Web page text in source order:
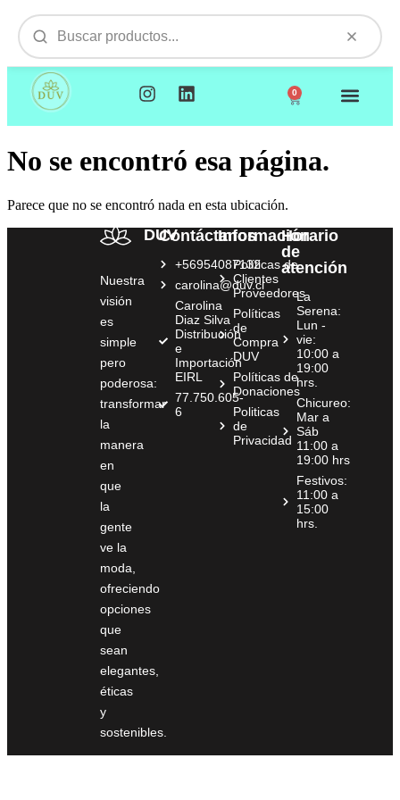
0
No se encontró esa página.
Parece que no se encontró nada en esta ubicación.
DUV
Nuestra
visión
es
simple
pero
poderosa:
transformar
la
manera
en
que
la
gente
ve la
moda,
ofreciendo
opciones
que
sean
elegantes,
éticas
y
sostenibles.
Contáctanos
+56954087132
carolina@duv.cl
Carolina
Diaz Silva
Distribución
e
Importación
EIRL
77.750.605-
6
Información
Políticas de
Clientes
Proveedores
Políticas
de
Compra
DUV
Políticas de
Donaciones
Politicas
de
Privacidad
Horario
de
atención
La
Serena:
Lun -
vie:
10:00 a
19:00
hrs.
Chicureo:
Mar a
Sáb
11:00 a
19:00 hrs
Festivos:
11:00 a
15:00
hrs.